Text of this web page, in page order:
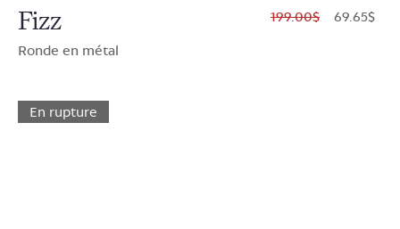
Fizz
Ronde en métal
$199.00 $69.65
En rupture